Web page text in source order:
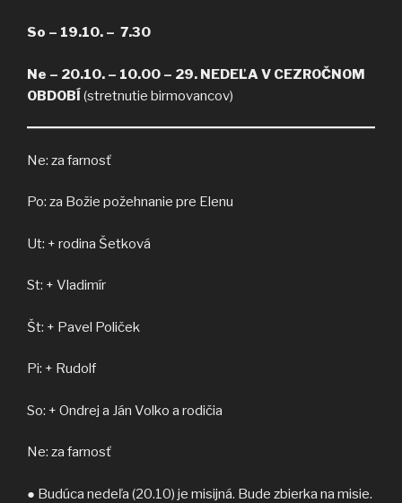
So – 19.10. – 7.30
Ne – 20.10. – 10.00 – 29. NEDEĽA V CEZROČNOM
OBDOBÍ (stretnutie birmovancov)
Ne: za farnosť
Po: za Božie požehnanie pre Elenu
Ut: + rodina Šetková
St: + Vladimír
Št: + Pavel Poliček
Pi: + Rudolf
So: + Ondrej a Ján Volko a rodičia
Ne: za farnosť
● Budúca nedeľa (20.10) je misijná. Bude zbierka na misie.